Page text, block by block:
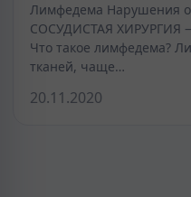
Лимфедема Нарушения
СОСУДИСТАЯ ХИРУРГИЯ —
Что такое лимфедема?
тканей, чаще…
20.11.2020